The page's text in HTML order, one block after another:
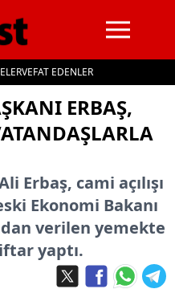
VEFAT EDENLER
ERBAŞ,
Erbaş, cami açılışı
Ekonomi Bakanı
verilen yemekte
yaptı.